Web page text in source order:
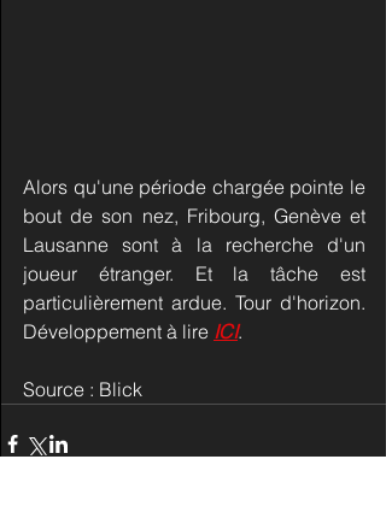
Alors qu'une période chargée pointe le
bout de son nez, Fribourg, Genève et
Lausanne sont à la recherche d'un
joueur étranger. Et la tâche est
particulièrement ardue. Tour d'horizon.
Développement à lire ICI.
Source : Blick